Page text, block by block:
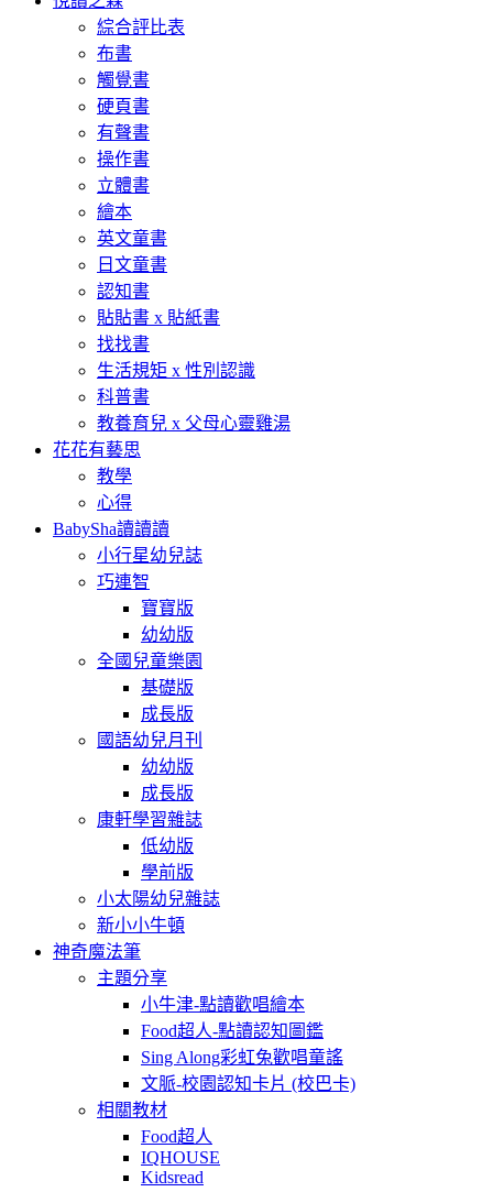
綜合評比表
布書
觸覺書
硬頁書
有聲書
操作書
立體書
繪本
英文童書
日文童書
認知書
貼貼書 x 貼紙書
找找書
生活規矩 x 性別認識
科普書
教養育兒 x 父母心靈雞湯
花花有藝思
教學
心得
BabySha讀讀讀
小行星幼兒誌
巧連智
寶寶版
幼幼版
全國兒童樂園
基礎版
成長版
國語幼兒月刊
幼幼版
成長版
康軒學習雜誌
低幼版
學前版
小太陽幼兒雜誌
新小小牛頓
神奇魔法筆
主題分享
小牛津-點讀歡唱繪本
Food超人-點讀認知圖鑑
Sing Along彩虹兔歡唱童謠
文脈-校園認知卡片 (校巴卡)
相關教材
Food超人
IQHOUSE
Kidsread